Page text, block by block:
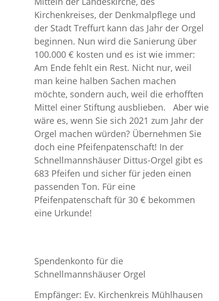
Kirchenkreises, der Denkmalpflege und
der Stadt Treffurt kann das Jahr der Orgel
beginnen. Nun wird die Sanierung über
100.000 € kosten und es ist wie immer:
Am Ende fehlt ein Rest. Nicht nur, weil
man keine halben Sachen machen
möchte, sondern auch, weil die erhofften
Mittel einer Stiftung ausblieben. Aber wie
wäre es, wenn Sie sich 2021 zum Jahr der
Orgel machen würden? Übernehmen Sie
doch eine Pfeifenpatenschaft! In der
Schnellmannshäuser Dittus-Orgel gibt es
683 Pfeifen und sicher für jeden einen
passenden Ton. Für eine
Pfeifenpatenschaft für 30 € bekommen
eine Urkunde!
Spendenkonto für die
Schnellmannshäuser Orgel
Empfänger: Ev. Kirchenkreis Mühlhausen